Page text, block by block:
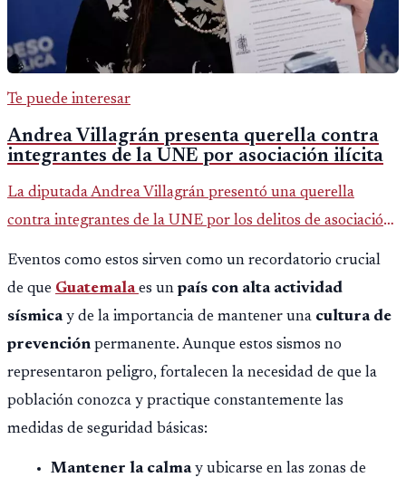
Te puede interesar
Andrea Villagrán presenta querella contra
integrantes de la UNE por asociación ilícita
La diputada Andrea Villagrán presentó una querella
contra integrantes de la UNE por los delitos de asociación
Eventos como estos sirven como un recordatorio crucial
de que Guatemalaes un país con alta actividad
sísmicay de la importancia de mantener una cultura de
prevención permanente. Aunque estos sismos no
representaron peligro, fortalecen la necesidad de que la
población conozca y practique constantemente las
medidas de seguridad básicas:
Mantener la calmay ubicarse en las zonas de